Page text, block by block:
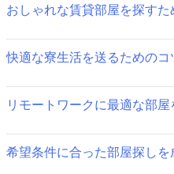
ョ
ン
おしゃれな賃貸部屋を探すた
快適な寮生活を送るためのコ
リモートワークに最適な部
希望条件に合った部屋探し